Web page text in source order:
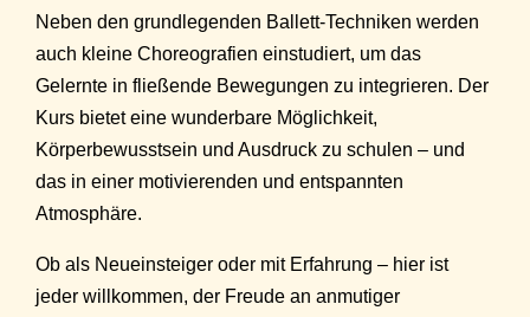
Neben den grundlegenden Ballett-Techniken werden
auch kleine Choreografien einstudiert, um das
Gelernte in fließende Bewegungen zu integrieren. Der
Kurs bietet eine wunderbare Möglichkeit,
Körperbewusstsein und Ausdruck zu schulen – und
das in einer motivierenden und entspannten
Atmosphäre.
Ob als Neueinsteiger oder mit Erfahrung – hier ist
jeder willkommen, der Freude an anmutiger